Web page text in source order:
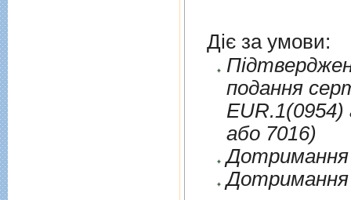
Діє за умови:
подання
EUR.1(0954)
або 7016)
Дотримання
Дотримання